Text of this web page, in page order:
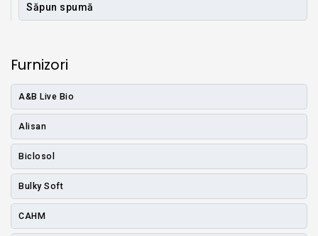
Săpun spumă
Furnizori
A&B Live Bio
Alisan
Biclosol
Bulky Soft
CAHM